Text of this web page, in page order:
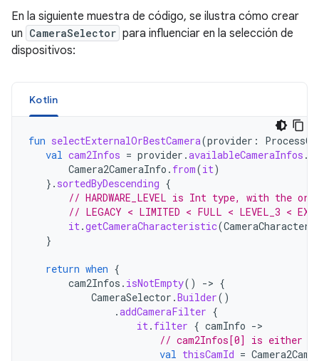
En la siguiente muestra de código, se ilustra cómo crear
un CameraSelector para influenciar en la selección de
dispositivos:
Kotlin
fun selectExternalOrBestCamera(provider :
val cam2Infos = provider .availableCameraInfos .
Camera2CameraInfo . from(it)
}. sortedByDescending {
// HARDWARE_LEVEL is Int type, with the
// LEGACY < LIMITED < FULL < LEVEL_3 <
it.getCameraCharacteristic(
}
return when {
cam2Infos . isNotEmpty() -> {
CameraSelector .Builder()
.addCameraFilter {
it. filter { camInfo -
// cam2Infos[0] is either
val thisCamId =